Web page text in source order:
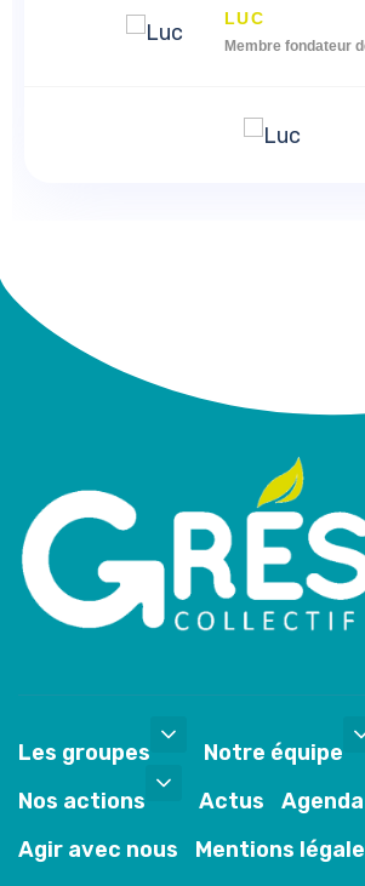
LUC
Membre fondateur
Les groupes
Notre équipe
Nos actions
Actus Agenda
Agir avec nous
Mentions